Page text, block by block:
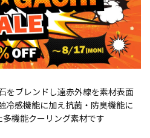
をブレンドし遠赤外線を素材表面
冷感機能に加え抗菌・防臭機能に
機能クーリング素材です